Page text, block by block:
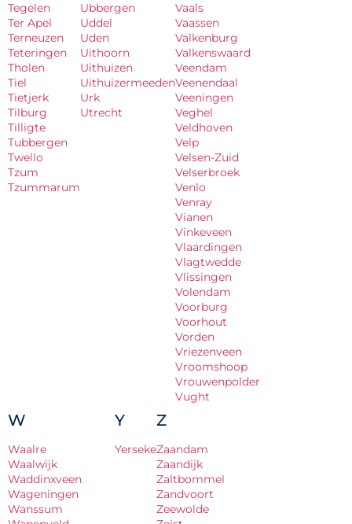
Tegelen
Ter Apel
Terneuzen
Teteringen
Tholen
Tiel
Tietjerk
Tilburg
Tilligte
Tubbergen
Twello
Tzum
Tzummarum
Ubbergen
Uddel
Uden
Uithoorn
Uithuizen
Uithuizermeeden
Urk
Utrecht
Vaals
Vaassen
Valkenburg
Valkenswaard
Veendam
Veenendaal
Veeningen
Veghel
Veldhoven
Velp
Velsen-Zuid
Velserbroek
Venlo
Venray
Vianen
Vinkeveen
Vlaardingen
Vlagtwedde
Vlissingen
Volendam
Voorburg
Voorhout
Vorden
Vriezenveen
Vroomshoop
Vrouwenpolder
Vught
W
Waalre
Waalwijk
Waddinxveen
Wageningen
Wanssum
Y
Yerseke
Z
Zaandam
Zaandijk
Zaltbommel
Zandvoort
Zeewolde